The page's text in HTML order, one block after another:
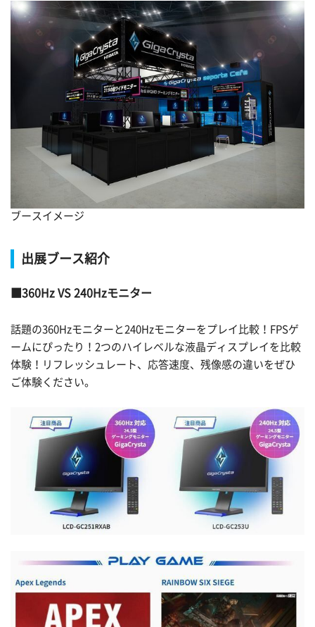
ブースイメージ
出展ブース紹介
360Hz VS 240Hzモニター
話題の360Hzモニターと240Hzモニターをプレイ比較！FPSゲ
ームにぴったり！2つのハイレベルな液晶ディスプレイを比較
体験！リフレッシュレート、応答速度、残像感の違いをぜひ
ご体験ください。